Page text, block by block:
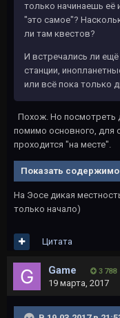
только начинаешь её
"это самое"?
ли там квестов?
И встречались ли ещё
станции,
или всё пока только
Похож. Но посмотреть
помимо основного, для
проходится "на месте".
Показать
На Эосе дикая
только начало)
Цитата
Game 3 788
19 марта, 2017